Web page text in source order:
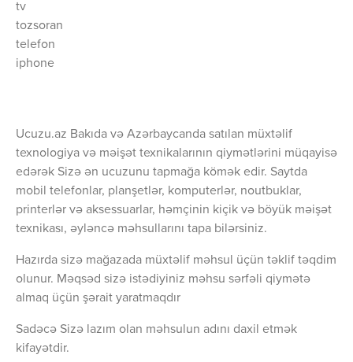
tv
tozsoran
telefon
iphone
Ucuzu.az Bakıda və Azərbaycanda satılan müxtəlif
texnologiya və məişət texnikalarının qiymətlərini müqayisə
edərək Sizə ən ucuzunu tapmağa kömək edir. Saytda
mobil telefonlar, planşetlər, komputerlər, noutbuklar,
printerlər və aksessuarlar, həmçinin kiçik və böyük məişət
texnikası, əyləncə məhsullarını tapa bilərsiniz.
Hazırda sizə mağazada müxtəlif məhsul üçün təklif təqdim
olunur. Məqsəd sizə istədiyiniz məhsu sərfəli qiymətə
almaq üçün şərait yaratmaqdır
Sadəcə Sizə lazım olan məhsulun adını daxil etmək
kifayətdir.